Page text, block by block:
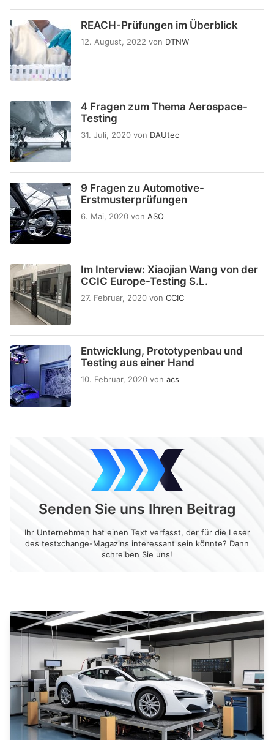
REACH-Prüfungen im Überblick
12. August, 2022 von DTNW
4 Fragen zum Thema Aerospace-
Testing
31. Juli, 2020 von DAUtec
9 Fragen zu Automotive-
Erstmusterprüfungen
6. Mai, 2020 von ASO
Im Interview: Xiaojian Wang von der
CCIC Europe-Testing S.L.
27. Februar, 2020 von CCIC
Entwicklung, Prototypenbau und
Testing aus einer Hand
10. Februar, 2020 von acs
Senden Sie uns Ihren Beitrag
Ihr Unternehmen hat einen Text verfasst, der für die Leser
des testxchange-Magazins interessant sein könnte? Dann
schreiben Sie uns!